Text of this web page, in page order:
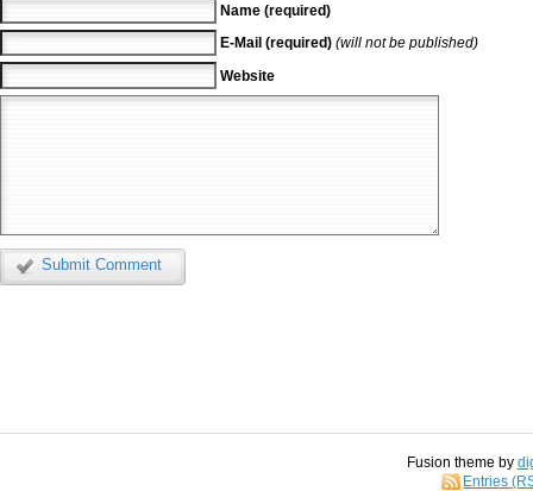
Name (required)
E-Mail (required) (will not be published)
Website
Submit Comment
Fusion theme by
Entries